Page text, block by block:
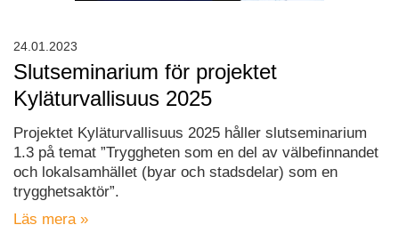
Slutseminarium för projektet
Kyläturvallisuus 2025
Projektet Kyläturvallisuus 2025 håller slutseminarium
1.3 på temat ”Tryggheten som en del av välbefinnandet
och lokalsamhället (byar och stadsdelar) som en
trygghetsaktör”.
Läs mera »
24.01.2023